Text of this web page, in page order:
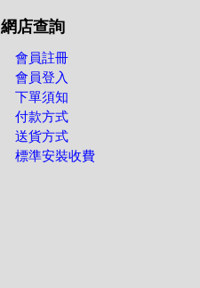
網店查詢
會員註冊
會員登入
下單須知
付款方式
送貨方式
標準安裝收費